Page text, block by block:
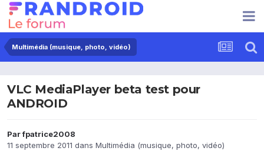
Multimédia (musique, photo, vidéo)
VLC MediaPlayer beta test pour
ANDROID
Parfpatrice2008
11 septembre 2011 dans Multimédia (musique, photo, vidéo)